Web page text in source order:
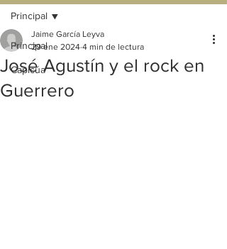
Principal
Capicúa
Principal
José Agustín y el rock en
Guerrero
Jaime García Leyva
29 ene 2024 4 min de lectura